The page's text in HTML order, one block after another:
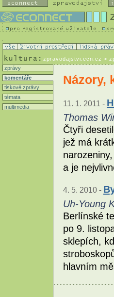
zpravodajstvi.ecn.cz >
zprávy
komentáře
tiskové zprávy
témata
multimedia
Názory,
11. 1. 2011 -
Thomas
Čtyři
jež má
a je
4. 5. 2010 -
Uh-Young
Berlínské
po 9.
sklepích,
hlavním